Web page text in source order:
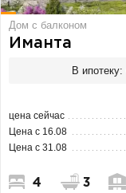
Дом с балконом
Иманта
В ипотеку:
цена сейчас
Цена с 16.08
Цена с 31.08
4 3